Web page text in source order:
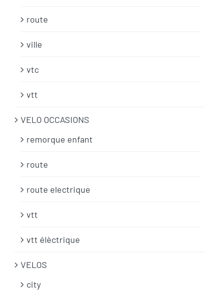
route
ville
vtc
vtt
VELO OCCASIONS
remorque enfant
route
route electrique
vtt
vtt élèctrique
VELOS
city